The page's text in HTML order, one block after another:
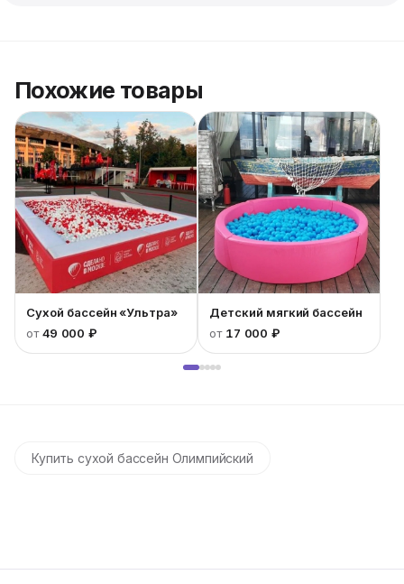
Похожие товары
Сухой бассейн «Ультра»
от49 000 ₽
Детский мягкий бассейн
от 17 000 ₽
Купить сухой бассейн Олимпийский